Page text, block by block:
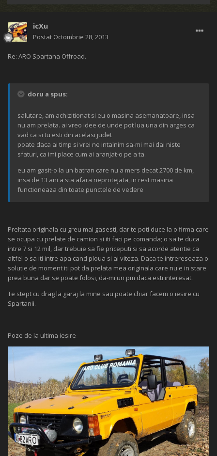
icXu
Postat Octombrie 28, 2013
Re: ARO Spartana Offroad.
doru a spus:
salutare, am achizitionat si eu o masina asemanatoare, insa
nu am prelata. ai vreo idee de unde pot lua una din arges ca
vad ca si tu esti din acelasi judet
poate daca ai timp si vrei ne intalnim sa-mi mai dai niste
sfaturi, ca imi place cum ai aranjat-o pe a ta.
eu am gasit-o la un batran care nu a mers decat 2700 de km,
insa de 13 ani a sta afara neprotejata, in rest masina
functioneaza din toate punctele de vedere
Preltata originala cu greu mai gasesti, dar te poti duce la o firma care
se ocupa cu prelate de camion si iti faci pe comanda; o sa te duca
intre 7 si 12 mil, dar trebuie sa fie priceputi si sa acorde atentie ca
altfel o sa iti intre apa cand ploua si ai viteza. Daca te intrereseaza o
solutie de moment iti pot da prelata mea originala care nu e in stare
prea buna dar se poate folosi, da-mi un pm daca esti interesat.
Te stept cu drag la garaj la mine sau poate chiar facem o iesire cu
Spartanii.
Poze de la ultima iesire